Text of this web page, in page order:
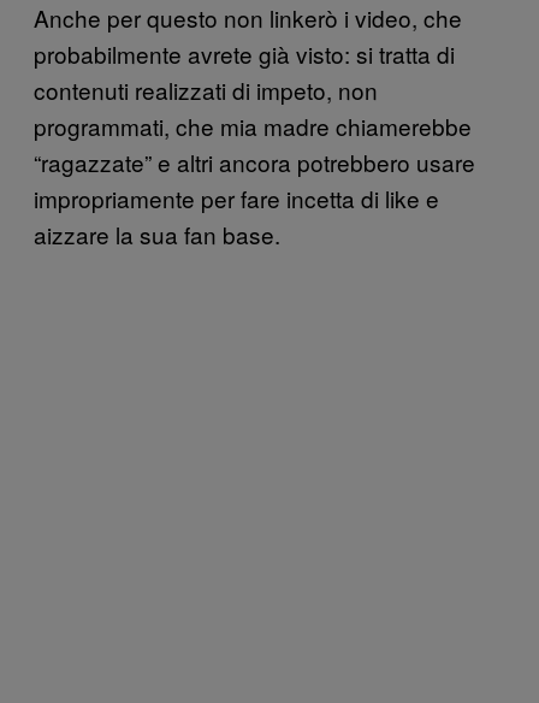
Anche per questo non linkerò i video, che
probabilmente avrete già visto: si tratta di
contenuti realizzati di impeto, non
programmati, che mia madre chiamerebbe
“ragazzate” e altri ancora potrebbero usare
impropriamente per fare incetta di like e
aizzare la sua fan base.